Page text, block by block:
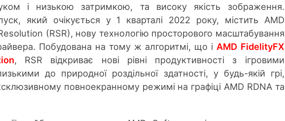
і низькою затримкою, та високу якість зображення.
який очікується у 1 кварталі 2022 року, містить AMD
(RSR), нову технологію просторового масштабування
Побудована на тому ж алгоритмі, що і AMD FidelityFX
, RSR відкриває нові рівні продуктивності з ігровими
до природної роздільної здатності, у будь-якій грі,
повноекранному режимі на графіці AMD RDNA та